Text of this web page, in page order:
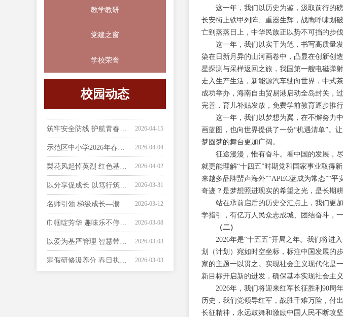
这一年，我们以历史为鉴，汲取前行的
长安街上铁甲列阵、重器生辉，战鹰呼啸划
亡到蒸蒸日上，中华民族正以势不可挡的步
这一年，我们以实干为笔，书写高质量
染在日新月异的山河画卷中，凸显在创新创
星探测与采样返回之旅，我国第一艘电磁弹
走入生产生活，新能源汽车驶向世界，中式
成功举办，海南自由贸易港启动全岛封关，
完善，育儿补贴发放，免费学前教育逐步推
这一年，我们以梦想为翼，在不懈努力
画蓝图，也向世界提供了一份“机遇清单”。
梦圆梦的舞台更加广阔。
征途漫漫，惟有奋斗。看中国的发展，
就更能理解“十四五”时期党和国家事业取得
来越多品牌蜚声海外”“APEC蓝成为常态”“
奇迹？是梦想照进现实的希望之光，是长期
站在承前启后的历史交汇点上，我们更
学指引，有亿万人民众志成城、团结奋斗，
（二）
2026年是“十五五”开局之年。我们将进
划（计划）宛如时空坐标，标注中国发展的
家的主题一以贯之。实现社会主义现代化是
新目标开启新的进发，确保基本实现社会主
2026年，我们将迎来红军长征胜利90周
历史，我们党领导红军，战胜千难万险，付
长征精神，永远鼓舞和激励中国人民不断攻
教学教研
党建之窗
学校荣誉
校园动态
2026-04-15
筑牢安全防线 护航青春征程——濮阳市开德中学全民国家安全教育日系列活动圆满举行
2026-04-04
示范区中小学2026年春季心理健康教育教研暨中小学心理健康教育第一期专题培训在濮阳市开德中学成功举办
2026-04-02
梨花风起悼英烈 红色基因永传承——濮阳市开德中学开展“追寻・2026・清明祭英烈”主题祭扫活动
2026-03-31
以分享促成长 以笃行筑根基——濮阳市开德中学青年教师成长系列活动一
2026-03-12
名师引领 梯级成长—濮阳市开德中学擘画教师发展新蓝图
2026-03-08
巾帼绽芳华 趣味乐不停——濮阳市开德中学举办庆祝“三八”国际妇女节活动
2026-03-03
以爱为基严管理 智慧带班促成长——2026年濮阳市开德中学寒假德育研修活动
2026-03-03
寒假研修汲养分 春日执教绽芳华——2026年濮阳市开德中学寒假教学研修活动
2026-03-02
骏启新程承佳绩 奋楫扬帆展宏图——濮阳市开德中学召开2026年春季学期第一次全体教职工会议